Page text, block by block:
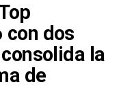
con dos
la
de